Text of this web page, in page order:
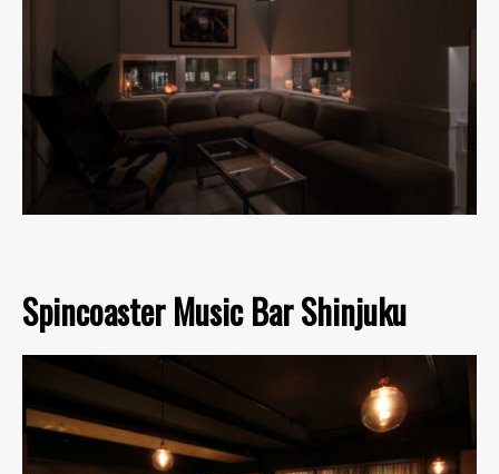
Spincoaster Music Bar Shinjuku